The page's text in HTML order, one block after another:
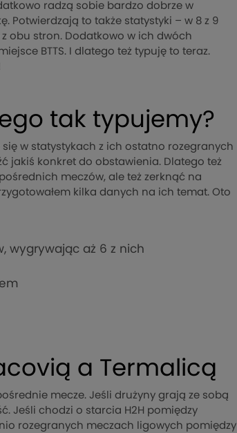
radzą sobie bardzo dobrze w
Potwierdzają to także statystyki – w 8 z 9
obu stron. Dodatkowo w ich dwóch
BTTS. I dlatego też typuję to teraz.
tak typujemy?
w statystykach z ich ostatno rozegranych
jakiś konkret do obstawienia. Dlatego też
meczów, ale też zerknąć na
kilka danych na ich temat. Oto
wygrywając aż 6 z nich
a Termalicą
mecze. Jeśli drużyny grają ze sobą
Jeśli chodzi o starcia H2H pomiędzy
rozegranych meczach ligowych pomiędzy